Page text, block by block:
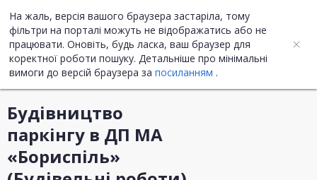
На жаль, версія вашого браузера застаріла, тому
фільтри на порталі можуть не відображатись або не
працювати. Оновіть, будь ласка, ваш браузер для
коректної роботи пошуку. Детальніше про мінімальні
вимоги до версій браузера за посиланням .
UA ENG
Інформація про закупівлю
Будівництво
паркінгу в ДП МА
«Бориспіль»